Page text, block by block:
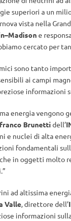
superiori a un
vista nella
e
cercato per
sono tanto
ai campi
energia vengono
Brunetti dell’
e nuclei di alta
fondamentali
in oggetti molto
ad altissima
Valle, direttore dell’
informazioni